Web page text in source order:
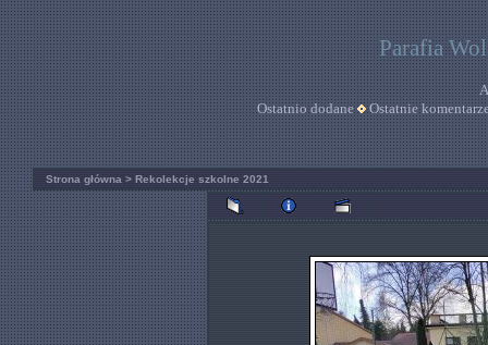
Parafia
Ostatnio dodane
Ostatnie
Strona główna > Rekolekcje szkolne 2021